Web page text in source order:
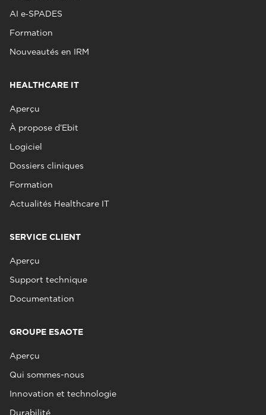
AI e‑SPADES
Formation
Nouveautés en IRM
HEALTHCARE IT
Aperçu
À propose d’Ebit
Logiciel
Dossiers cliniques
Formation
Actualités Healthcare IT
SERVICE CLIENT
Aperçu
Support technique
Documentation
GROUPE ESAOTE
Aperçu
Qui sommes-nous
Innovation et technologie
Durabilité